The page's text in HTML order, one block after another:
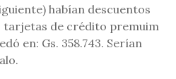
habían descuentos
tarjetas de crédito premuim
en: Gs. 358.743. Serían